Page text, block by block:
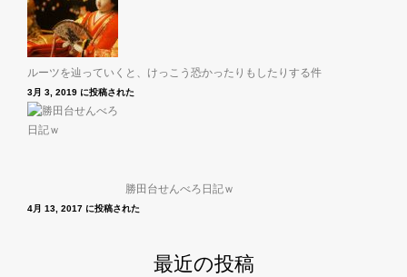
ルーツを辿っていくと、けっこう恐かったりもしたりする件
3月 3, 2019 に投稿された
勝田台せんべろ日記ｗ
4月 13, 2017 に投稿された
最近の投稿